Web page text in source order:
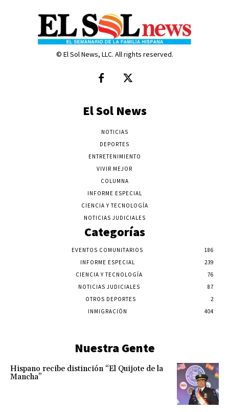
© El Sol News, LLC. All rights reserved.
El Sol News
NOTICIAS
DEPORTES
ENTRETENIMIENTO
VIVIR MEJOR
COLUMNA
INFORME ESPECIAL
CIENCIA Y TECNOLOGÍA
NOTICIAS JUDICIALES
Categorías
EVENTOS COMUNITARIOS
186
INFORME ESPECIAL
239
CIENCIA Y TECNOLOGÍA
76
NOTICIAS JUDICIALES
87
OTROS DEPORTES
2
INMIGRACIÓN
404
Nuestra Gente
Hispano recibe distinción “El Quijote de la
Mancha”